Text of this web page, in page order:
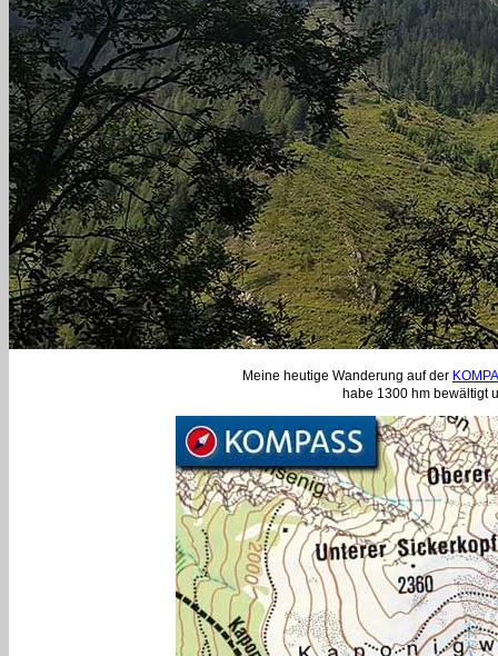
Meine heutige Wanderung auf der
habe 1300 hm bewältigt